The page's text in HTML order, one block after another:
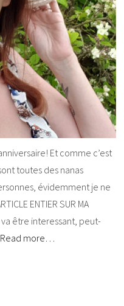
Et comme c’est
toutes des nanas
évidemment je ne
ENTIER SUR MA
être interessant, peut-
Read more…